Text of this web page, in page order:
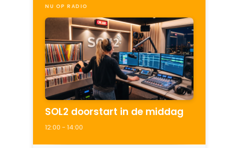
NU OP RADIO
SOL2 doorstart in de middag
12:00 - 14:00